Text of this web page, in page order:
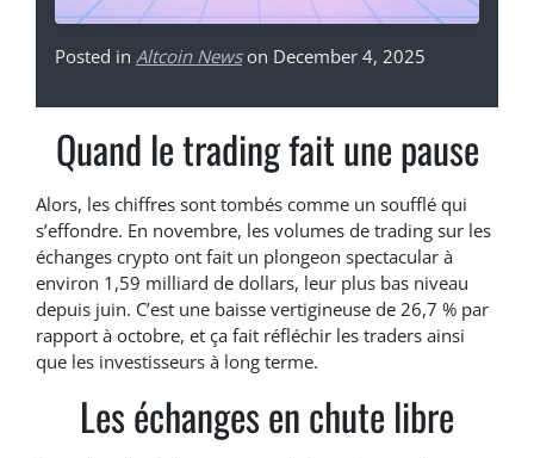
Posted in Altcoin Newson December 4, 2025
Quand le trading fait une pause
Alors, les chiffres sont tombés comme un soufflé qui
s’effondre. En novembre, les volumes de trading sur les
échanges crypto ont fait un plongeon spectacular à
environ 1,59 milliard de dollars, leur plus bas niveau
depuis juin. C’est une baisse vertigineuse de 26,7 % par
rapport à octobre, et ça fait réfléchir les traders ainsi
que les investisseurs à long terme.
Les échanges en chute libre